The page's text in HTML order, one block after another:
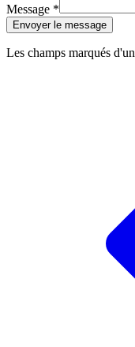
Message *
Envoyer le message
Les champs marqués d'un